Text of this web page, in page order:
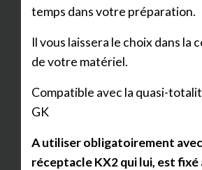
temps dans votre préparation.
Il vous laissera le choix dans la
de votre matériel.
Compatible avec la quasi-
GK
A utiliser obligatoirement
réceptacle KX2 qui lui, est